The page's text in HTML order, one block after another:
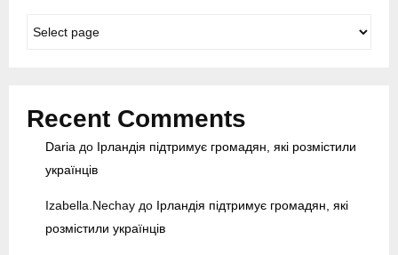
Recent Comments
Daria до Ірландія підтримує громадян, які розмістили
українців
Izabella.Nechay до Ірландія підтримує громадян, які
розмістили українців